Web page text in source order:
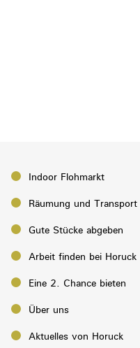
Indoor Flohmarkt
Räumung und Transport
Gute Stücke abgeben
Arbeit finden bei Horuck
Eine 2. Chance bieten
Über uns
Aktuelles von Horuck